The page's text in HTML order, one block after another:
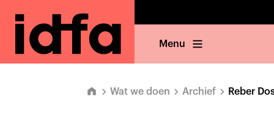
Menu
Wat we doen Archief Reber